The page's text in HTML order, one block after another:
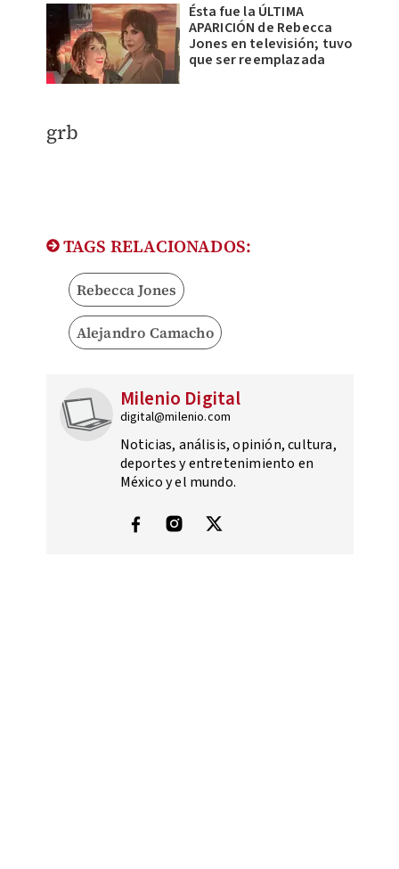
Ésta fue la ÚLTIMA
APARICIÓN de Rebecca
Jones en televisión; tuvo
que ser reemplazada
grb
TAGS RELACIONADOS:
Rebecca Jones
Alejandro Camacho
Milenio Digital
digital@milenio.com
Noticias, análisis, opinión, cultura,
deportes y entretenimiento en
México y el mundo.